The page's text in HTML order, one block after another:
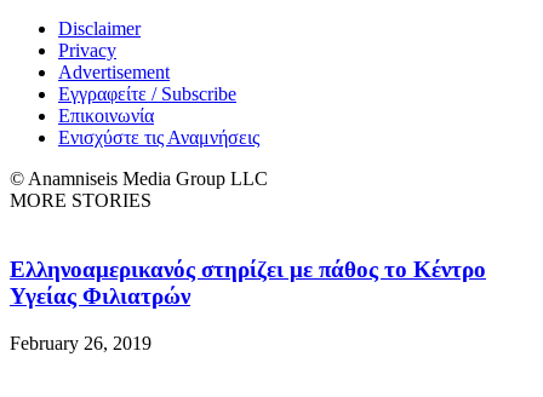
Disclaimer
Privacy
Advertisement
Εγγραφείτε / Subscribe
Επικοινωνία
Ενισχύστε τις Αναμνήσεις
© Anamniseis Media Group LLC
MORE STORIES
Ελληνοαμερικανός στηρίζει με πάθος το Κέντρο
Υγείας Φιλιατρών
February 26, 2019